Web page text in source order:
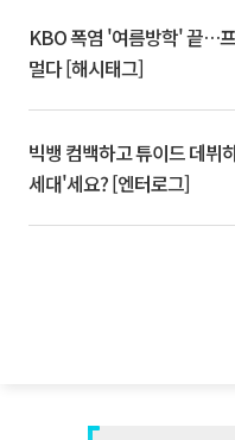
KBO 폭염 '여름방학' 끝…
멀다 [해시태그]
빅뱅 컴백하고 튜이드 데
세대'세요? [엔터로그]